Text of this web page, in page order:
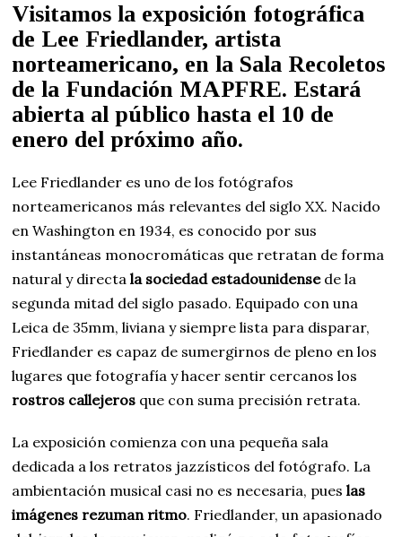
Visitamos la exposición fotográfica
de Lee Friedlander, artista
norteamericano, en la Sala Recoletos
de la Fundación MAPFRE. Estará
abierta al público hasta el 10 de
enero del próximo año.
Lee Friedlander es uno de los fotógrafos
norteamericanos más relevantes del siglo XX. Nacido
en Washington en 1934, es conocido por sus
instantáneas monocromáticas que retratan de forma
natural y directala sociedad estadounidensede la
segunda mitad del siglo pasado. Equipado con una
Leica de 35mm, liviana y siempre lista para disparar,
Friedlander es capaz de sumergirnos de pleno en los
lugares que fotografía y hacer sentir cercanos los
rostros callejeros que con suma precisión retrata.
La exposición comienza con una pequeña sala
dedicada a los retratos jazzísticos del fotógrafo. La
ambientación musical casi no es necesaria, pueslas
imágenes rezuman ritmo. Friedlander, un apasionado